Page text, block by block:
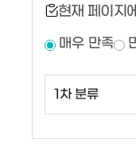
현재 페이지
매우 만족